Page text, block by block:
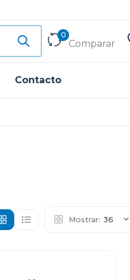
0
Comparar
Contacto
Mostrar: 36